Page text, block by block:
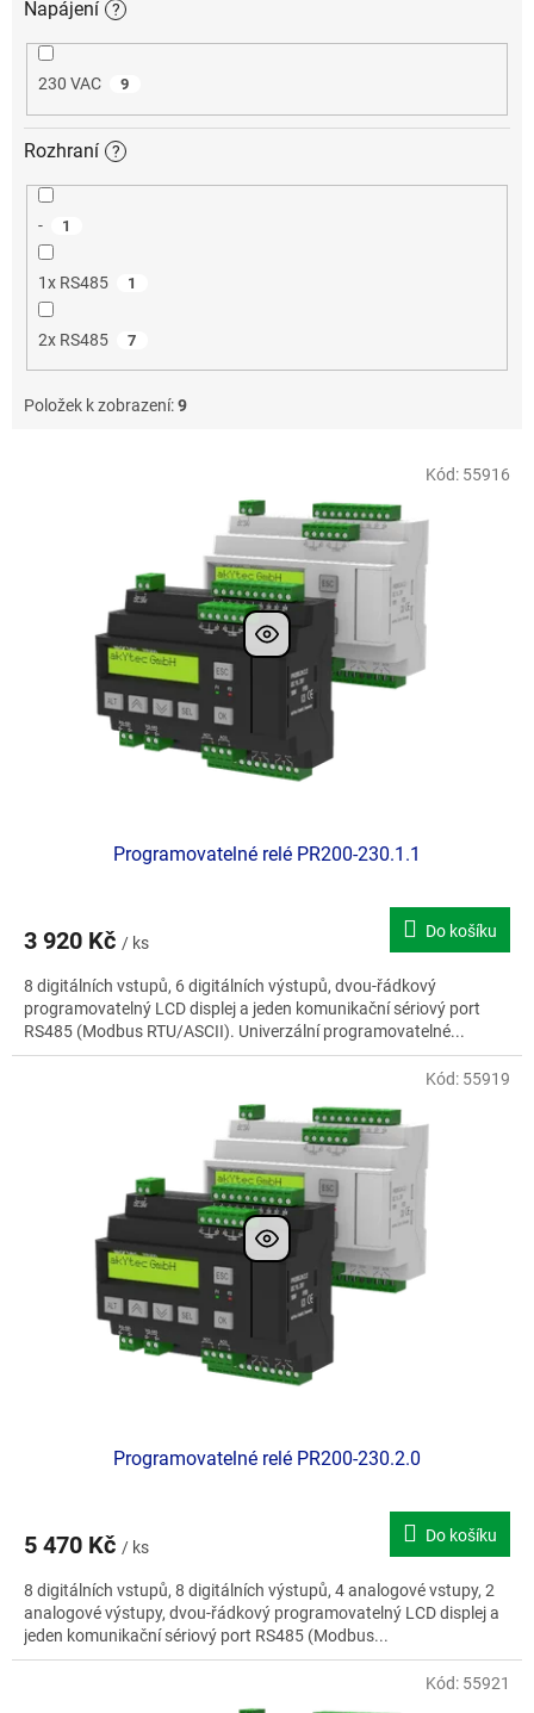
Napájení ?
230 VAC 9
Rozhraní ?
- 1
1x RS485 1
2x RS485 7
Položek k zobrazení:9
Programovatelné relé PR200-230.1.1
3 920 Kč / ks
Do košíku
8 digitálních vstupů, 6 digitálních výstupů, dvou-řádkový
programovatelný LCD displej a jeden komunikační sériový port
RS485 (Modbus RTU/ASCII). Univerzální programovatelné...
Kód: 55916
Programovatelné relé PR200-230.2.0
5 470 Kč / ks
Do košíku
8 digitálních vstupů, 8 digitálních výstupů, 4 analogové vstupy, 2
analogové výstupy, dvou-řádkový programovatelný LCD displej a
jeden komunikační sériový port RS485 (Modbus...
Kód: 55919
Kód: 55921